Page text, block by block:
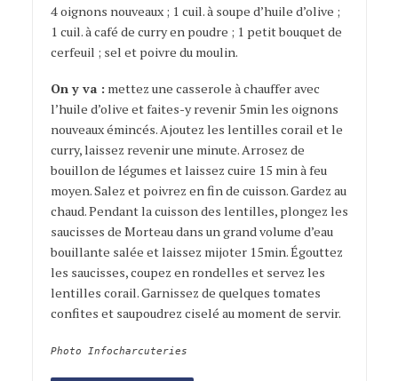
4 oignons nouveaux ; 1 cuil. à soupe d’huile d’olive ;
1 cuil. à café de curry en poudre ; 1 petit bouquet de
cerfeuil ; sel et poivre du moulin.
On y va : mettez une casserole à chauffer avec
l’huile d’olive et faites-y revenir 5min les oignons
nouveaux émincés. Ajoutez les lentilles corail et le
curry, laissez revenir une minute. Arrosez de
bouillon de légumes et laissez cuire 15 min à feu
moyen. Salez et poivrez en fin de cuisson. Gardez au
chaud. Pendant la cuisson des lentilles, plongez les
saucisses de Morteau dans un grand volume d’eau
bouillante salée et laissez mijoter 15min. Égouttez
les saucisses, coupez en rondelles et servez les
lentilles corail. Garnissez de quelques tomates
confites et saupoudrez ciselé au moment de servir.
Photo Infocharcuteries